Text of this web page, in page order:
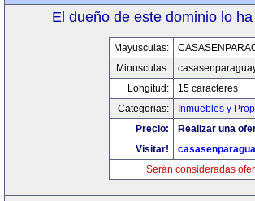
El dueño de este dominio lo
Mayusculas:
Minusculas:
Longitud:
15 caracteres
Categorias:
Inmuebles y
Precio:
Realizar una
Visitar!
Serán consideradas